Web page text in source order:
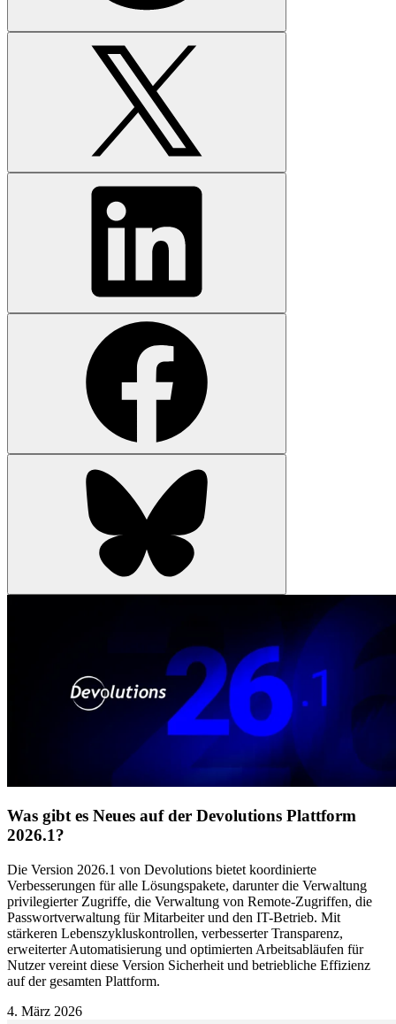
Was gibt es Neues auf der Devolutions Plattform
2026.1?
Die Version 2026.1 von Devolutions bietet koordinierte
Verbesserungen für alle Lösungspakete, darunter die Verwaltung
privilegierter Zugriffe, die Verwaltung von Remote-Zugriffen, die
Passwortverwaltung für Mitarbeiter und den IT-Betrieb. Mit
stärkeren Lebenszykluskontrollen, verbesserter Transparenz,
erweiterter Automatisierung und optimierten Arbeitsabläufen für
Nutzer vereint diese Version Sicherheit und betriebliche Effizienz
auf der gesamten Plattform.
4. März 2026